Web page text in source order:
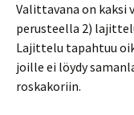
Valittavana on kaksi
perusteella 2)
Lajittelu tapahtuu
joille ei löydy
roskakoriin.